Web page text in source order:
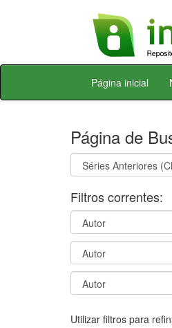
Skip
Página inicial
Página de
Filtros correntes:
Utilizar filtros para